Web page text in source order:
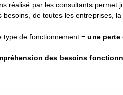
réalisé par les consultants permet
besoins, de toutes les entreprises,
type de fonctionnement = une
des besoins